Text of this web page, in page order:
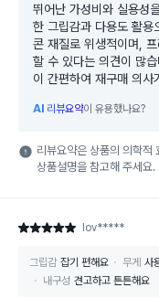
뛰어난 가성비와 실용성
한 그립감과 다용도 활용
콘 재질로 위생적이며,
할 수 있다는 의견이 많
이 간편하여 재구매 의사
AI 리뷰요약이 유용했나요?
리뷰요약은 상품의 의학적
상품설명을 참고해 주세요.
별점 5점 lov*****
그립감 잡기 편해요 무게 사
내구성 견고하고 튼튼해요